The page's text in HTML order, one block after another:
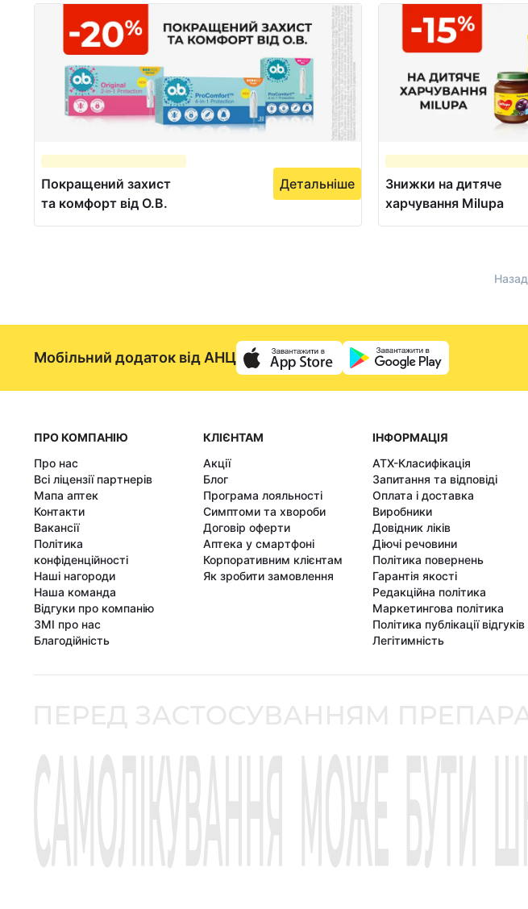
Покращений захист
та комфорт від O.B.
Детальніше
Знижки на дитяче
харчування Milupa
Назад
Мобільний додаток від АНЦ
ПРО КОМПАНІЮ
Про нас
Всі ліцензії партнерів
Мапа аптек
Контакти
Вакансії
Політика
конфіденційності
Наші нагороди
Наша команда
Відгуки про компанію
ЗМІ про нас
Благодійність
КЛІЄНТАМ
Акції
Блог
Програма лояльності
Симптоми та хвороби
Договір оферти
Аптека у смартфоні
Корпоративним клієнтам
Як зробити замовлення
ІНФОРМАЦІЯ
АТХ-Класифікація
Запитання та відповіді
Оплата і доставка
Виробники
Довідник ліків
Діючі речовини
Політика повернень
Гарантія якості
Редакційна політика
Маркетингова політика
Політика публікації відгуків
Легітимність